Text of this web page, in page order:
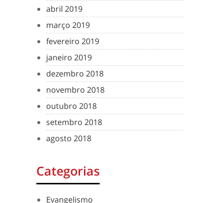
abril 2019
março 2019
fevereiro 2019
janeiro 2019
dezembro 2018
novembro 2018
outubro 2018
setembro 2018
agosto 2018
Categorias
Evangelismo